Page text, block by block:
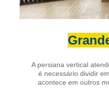
A persiana vertical
é necessário dividir
acontece em outros